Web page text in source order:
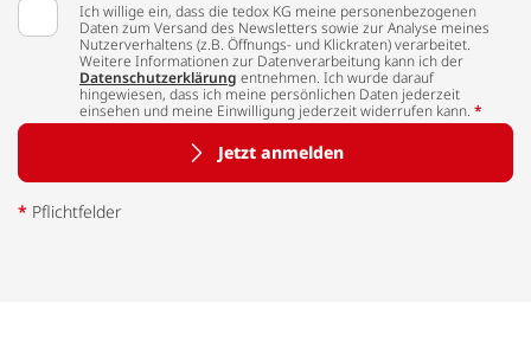
Ich willige ein, dass die tedox KG meine personenbezogenen
Daten zum Versand des Newsletters sowie zur Analyse meines
Nutzerverhaltens (z.B. Öffnungs- und Klickraten) verarbeitet.
Weitere Informationen zur Datenverarbeitung kann ich der
Datenschutzerklärung entnehmen. Ich wurde darauf
hingewiesen, dass ich meine persönlichen Daten jederzeit
einsehen und meine Einwilligung jederzeit widerrufen kann. *
Jetzt anmelden
* Pflichtfelder